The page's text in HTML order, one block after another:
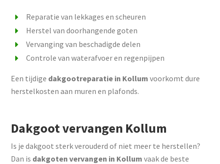
Reparatie van lekkages en scheuren
Herstel van doorhangende goten
Vervanging van beschadigde delen
Controle van waterafvoer en regenpijpen
Een tijdige dakgootreparatie in Kollum voorkomt dure
herstelkosten aan muren en plafonds.
Dakgoot vervangen Kollum
Is je dakgoot sterk verouderd of niet meer te herstellen?
Dan is dakgoten vervangen in Kollum vaak de beste